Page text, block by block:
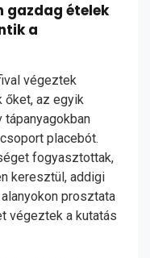
ételek
a
végeztek
őket, az egyik
placebót.
fogyasztottak,
keresztül, addigi
prosztata
végeztek a kutatás